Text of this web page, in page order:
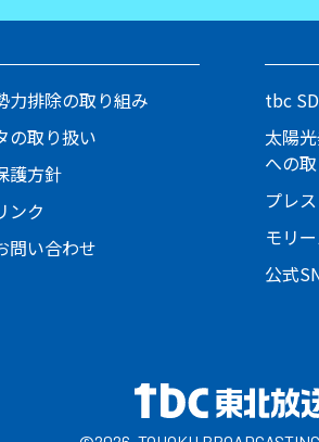
力排除の取り組み
の取り扱い
護方針
ンク
問い合わせ
tbc
太陽
への
プレ
モリ
公式